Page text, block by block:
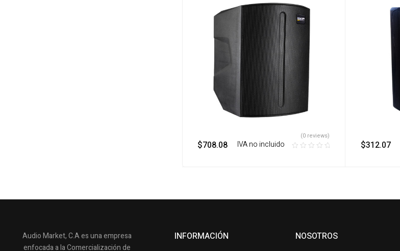
$708.08 ‎ ‎ ‎ IVA no incluido
(0 reviews)
$312.07
Audio Market, C.A es una empresa
enfocada a la Comercialización de
INFORMACIÓN NOSOTROS